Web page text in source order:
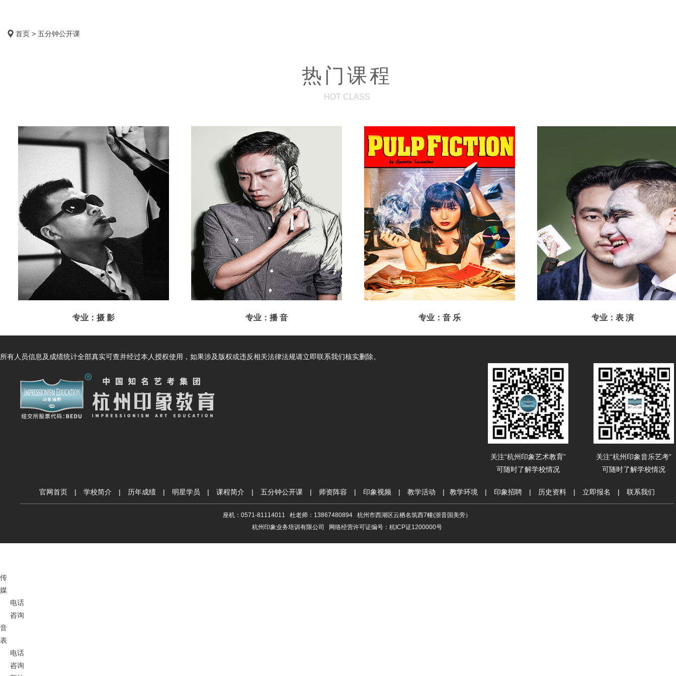
首页 > 五分钟公开课
热门课程
HOT CLASS
专业：摄 影
讲师：王壮壮
专业：播 音
讲师：高世鹏
专业：音 乐
讲师：高榕蔚
专业：表 演
讲师：周佳斌
所有人员信息及成绩统计全部真实可查并经过本人授权使用，如果涉及版权或违反相关法律法规请立即联系我们核实删除。
关注“杭州印象艺术教育”
可随时了解学校情况
关注“杭州印象音乐艺考”
可随时了解学校情况
官网首页 | 学校简介 | 历年成绩 | 明星学员 | 课程简介 | 五分钟公开课 | 师资阵容 | 印象视频 | 教学活动 | 教学环境 | 印象招聘 | 历史资料 | 立即报名 | 联系我们
座机：0571-81114011 杜老师：13867480894 杭州市西湖区云栖名筑西7幢(浙音国美旁）
杭州印象业务培训有限公司 网络经营许可证编号：杭ICP证1200000号
传
媒
电话
咨询
音
表
电话
咨询